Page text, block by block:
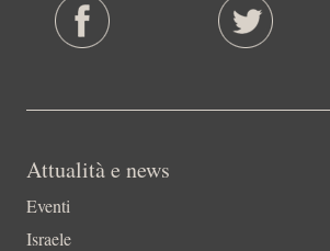
Attualità e news
Eventi
Israele